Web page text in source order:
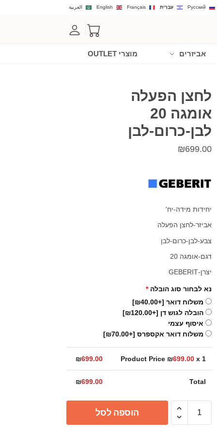
العربية English Français עִבְרִית Русский
אביזרים מוצרי OUTLET
לחצן הפעלה
אומגה 20
לבן-כרום-לבן
₪699.00
יחידות מידה-יח'
אביזר-לחצן הפעלה
צבע-לבן-כרום-לבן
דגם-אומגה 20
יצרן-GEBERIT
נא לבחור סוג הובלה *
משלוח דואר [+₪40.00]
הובלה לגוש דן [+₪120.00]
איסוף עצמי
משלוח דואר אקספרס [+₪70.00]
Product Price ₪699.00x 1
₪699.00
Total
₪699.00
הוספה לסל